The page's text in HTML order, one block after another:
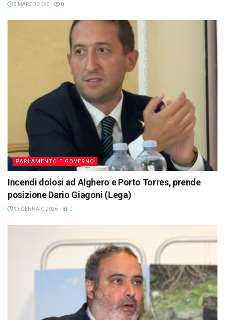
5 MARZO 2026 0
PARLAMENTO E GOVERNO
Incendi dolosi ad Alghero e Porto Torres, prende
posizione Dario Giagoni (Lega)
13 GENNAIO 2026 0